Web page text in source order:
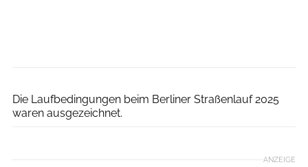
Die Laufbedingungen beim Berliner Straßenlauf 2025
waren ausgezeichnet.
ANZEIGE